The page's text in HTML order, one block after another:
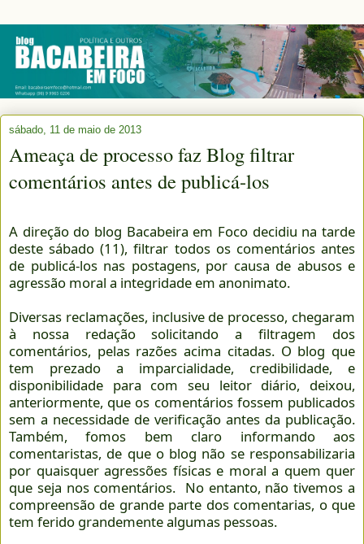
sábado, 11 de maio de 2013
Ameaça de processo faz Blog filtrar
comentários antes de publicá-los
A direção do blog Bacabeira em Foco decidiu na tarde
deste sábado (11), filtrar todos os comentários antes
de publicá-los nas postagens, por causa de abusos e
agressão moral a integridade em anonimato.
Diversas reclamações, inclusive de processo, chegaram
à nossa redação solicitando a filtragem dos
comentários, pelas razões acima citadas. O blog que
tem prezado a imparcialidade, credibilidade, e
disponibilidade para com seu leitor diário, deixou,
anteriormente, que os comentários fossem publicados
sem a necessidade de verificação antes da publicação.
Também, fomos bem claro informando aos
comentaristas, de que o blog não se responsabilizaria
por quaisquer agressões físicas e moral a quem quer
que seja nos comentários. No entanto, não tivemos a
compreensão de grande parte dos comentarias, o que
tem ferido grandemente algumas pessoas.